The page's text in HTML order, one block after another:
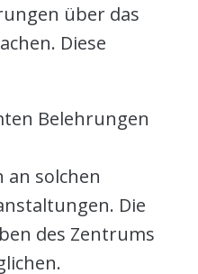
über das
Diese
Belehrungen
solchen
Die
des Zentrums